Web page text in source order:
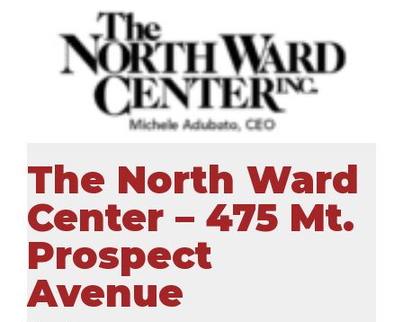
The North Ward
Center – 475 Mt.
Prospect
Avenue